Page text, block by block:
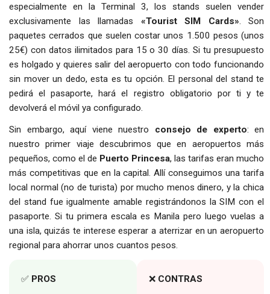
especialmente en la Terminal 3, los stands suelen vender
exclusivamente las llamadas «Tourist SIM Cards». Son
paquetes cerrados que suelen costar unos 1.500 pesos (unos
25€) con datos ilimitados para 15 o 30 días. Si tu presupuesto
es holgado y quieres salir del aeropuerto con todo funcionando
sin mover un dedo, esta es tu opción. El personal del stand te
pedirá el pasaporte, hará el registro obligatorio por ti y te
devolverá el móvil ya configurado.
Sin embargo, aquí viene nuestro consejo de experto: en
nuestro primer viaje descubrimos que en aeropuertos más
pequeños, como el de Puerto Princesa, las tarifas eran mucho
más competitivas que en la capital. Allí conseguimos una tarifa
local normal (no de turista) por mucho menos dinero, y la chica
del stand fue igualmente amable registrándonos la SIM con el
pasaporte. Si tu primera escala es Manila pero luego vuelas a
una isla, quizás te interese esperar a aterrizar en un aeropuerto
regional para ahorrar unos cuantos pesos.
✅ PROS ❌ CONTRAS